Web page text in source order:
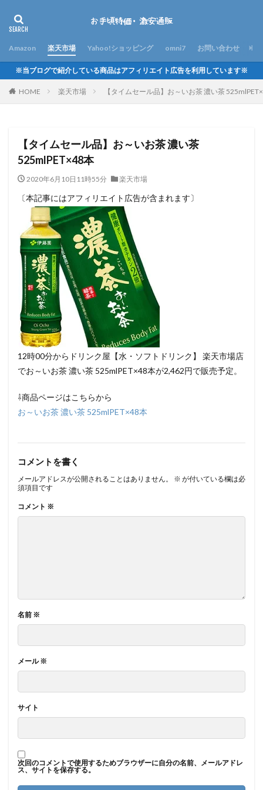
Amazon 楽天市場 Yahoo!ショッピング omni7 お問い合わせ
※当ブログで紹介している商品はアフィリエイト広告を利用しています※
HOME 楽天市場 【タイムセール品】お～いお茶 濃い茶
【タイムセール品】お～いお茶 濃い茶
525mlPET×48本
2020年6月10日11時55分 楽天市場
〔本記事にはアフィリエイト広告が含まれます〕
12時00分からドリンク屋【水・ソフトドリンク】 楽天市場店
でお～いお茶 濃い茶 525mlPET×48本が2,462円で販売予定。
⇩商品ページはこちらから
お～いお茶 濃い茶 525mlPET×48本
コメントを書く
メールアドレスが公開されることはありません。 ※ が付いている欄は必
須項目です
コメント ※
名前 ※
メール※
サイト
次回のコメントで使用するためブラウザーに自分の名前、メールアドレ
ス、サイトを保存する。